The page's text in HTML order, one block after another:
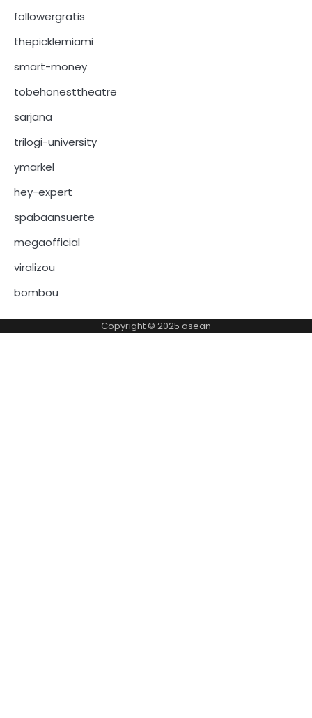
followergratis
thepicklemiami
smart-money
tobehonesttheatre
sarjana
trilogi-university
ymarkel
hey-expert
spabaansuerte
megaofficial
viralizou
bombou
Copyright © 2025 asean